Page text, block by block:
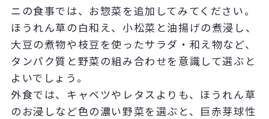
ニの食事では、お惣菜を追加してみてください。
ほうれん草の白和え、小松菜と油揚げの煮浸し、
大豆の煮物や枝豆を使ったサラダ・和え物など、
タンパク質と野菜の組み合わせを意識して選ぶと
よいでしょう。
外食では、キャベツやレタスよりも、ほうれん草
のお浸しなど色の濃い野菜を選ぶと、巨赤芽球性